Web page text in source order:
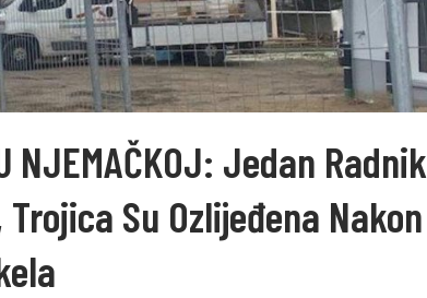
NJEMAČKOJ: Jedan Radnik
Su Ozlijeđena Nakon